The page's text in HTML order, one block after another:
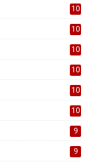
10
10
10
10
10
10
9
9